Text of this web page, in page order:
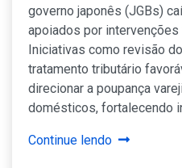
governo japonês (JGBs)
apoiados por
Iniciativas como revisão
tratamento tributário
direcionar a poupança
domésticos, fortalecendo
Continue lendo